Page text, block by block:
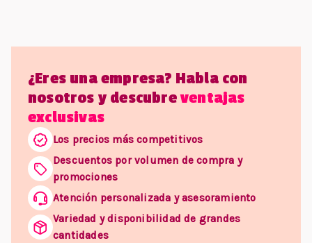
¿Eres una empresa? Habla con
nosotros y descubreventajas
exclusivas
Los precios más competitivos
Descuentos por volumen de compra y
promociones
Atención personalizada y asesoramiento
Variedad y disponibilidad de grandes
cantidades